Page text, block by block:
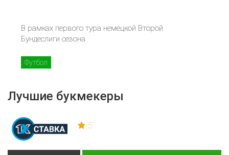
Лучшие букмекеры
5
В рамках первого тура немецкой Второй
Бундеслиги сезона
Футбол